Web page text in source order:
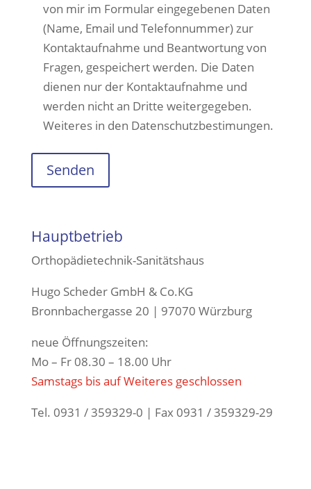
von mir im Formular eingegebenen Daten
(Name, Email und Telefonnummer) zur
Kontaktaufnahme und Beantwortung von
Fragen, gespeichert werden. Die Daten
dienen nur der Kontaktaufnahme und
werden nicht an Dritte weitergegeben.
Weiteres in den Datenschutzbestimungen.
Hauptbetrieb
Orthopädietechnik-Sanitätshaus
Hugo Scheder GmbH & Co.KG
Bronnbachergasse 20 | 97070 Würzburg
neue Öffnungszeiten:
Mo – Fr 08.30 – 18.00 Uhr
Samstags bis auf Weiteres geschlossen
Tel. 0931 / 359329-0 | Fax 0931 / 359329-29